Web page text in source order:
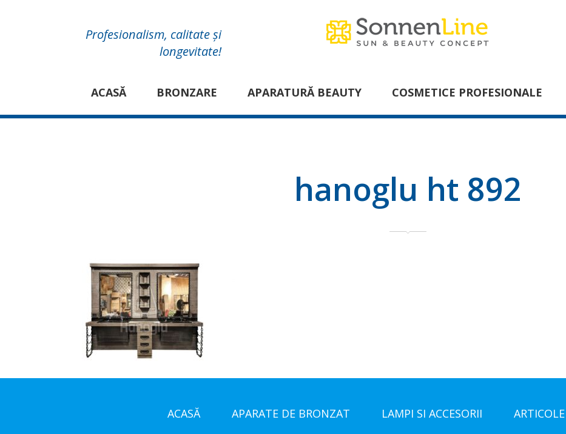
Profesionalism, calitate și
longevitate!
ACASĂ BRONZARE APARATURĂ BEAUTY COSMETICE PROFESIONALE
hanoglu ht 892
ACASĂ APARATE DE BRONZAT LAMPI SI ACCESORII ARTICOLE